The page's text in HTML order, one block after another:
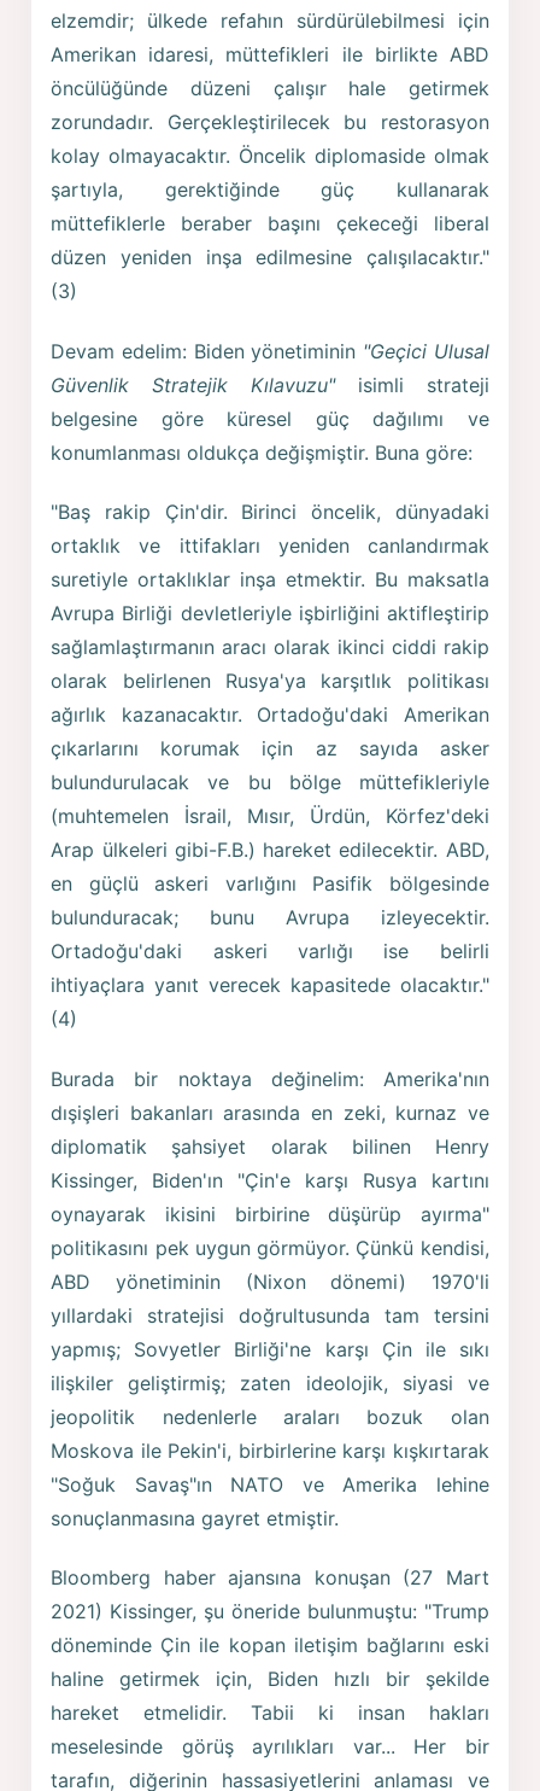
elzemdir; ülkede refahın sürdürülebilmesi için
Amerikan idaresi, müttefikleri ile birlikte ABD
öncülüğünde düzeni çalışır hale getirmek
zorundadır. Gerçekleştirilecek bu restorasyon
kolay olmayacaktır. Öncelik diplomaside olmak
şartıyla, gerektiğinde güç kullanarak
müttefiklerle beraber başını çekeceği liberal
düzen yeniden inşa edilmesine çalışılacaktır."
(3)
Devam edelim: Biden yönetiminin "Geçici Ulusal
Güvenlik Stratejik Kılavuzu" isimli strateji
belgesine göre küresel güç dağılımı ve
konumlanması oldukça değişmiştir. Buna göre:
"Baş rakip Çin'dir. Birinci öncelik, dünyadaki
ortaklık ve ittifakları yeniden canlandırmak
suretiyle ortaklıklar inşa etmektir. Bu maksatla
Avrupa Birliği devletleriyle işbirliğini aktifleştirip
sağlamlaştırmanın aracı olarak ikinci ciddi rakip
olarak belirlenen Rusya'ya karşıtlık politikası
ağırlık kazanacaktır. Ortadoğu'daki Amerikan
çıkarlarını korumak için az sayıda asker
bulundurulacak ve bu bölge müttefikleriyle
(muhtemelen İsrail, Mısır, Ürdün, Körfez'deki
Arap ülkeleri gibi-F.B.) hareket edilecektir. ABD,
en güçlü askeri varlığını Pasifik bölgesinde
bulunduracak; bunu Avrupa izleyecektir.
Ortadoğu'daki askeri varlığı ise belirli
ihtiyaçlara yanıt verecek kapasitede olacaktır."
(4)
Burada bir noktaya değinelim: Amerika'nın
dışişleri bakanları arasında en zeki, kurnaz ve
diplomatik şahsiyet olarak bilinen Henry
Kissinger, Biden'ın "Çin'e karşı Rusya kartını
oynayarak ikisini birbirine düşürüp ayırma"
politikasını pek uygun görmüyor. Çünkü kendisi,
ABD yönetiminin (Nixon dönemi) 1970'li
yıllardaki stratejisi doğrultusunda tam tersini
yapmış; Sovyetler Birliği'ne karşı Çin ile sıkı
ilişkiler geliştirmiş; zaten ideolojik, siyasi ve
jeopolitik nedenlerle araları bozuk olan
Moskova ile Pekin'i, birbirlerine karşı kışkırtarak
"Soğuk Savaş"ın NATO ve Amerika lehine
sonuçlanmasına gayret etmiştir.
Bloomberg haber ajansına konuşan (27 Mart
2021) Kissinger, şu öneride bulunmuştu: "Trump
döneminde Çin ile kopan iletişim bağlarını eski
haline getirmek için, Biden hızlı bir şekilde
hareket etmelidir. Tabii ki insan hakları
meselesinde görüş ayrılıkları var... Her bir
tarafın, diğerinin hassasiyetlerini anlaması ve